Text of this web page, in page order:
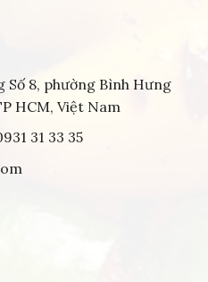
Số 8, phường Bình Hưng
HCM, Việt Nam
31 33 35